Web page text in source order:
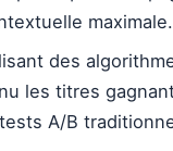
maximale.
des
les titres
A/B